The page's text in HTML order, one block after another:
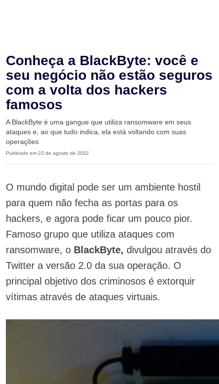
Conheça a BlackByte: você e
seu negócio não estão seguros
com a volta dos hackers
famosos
A BlackByte é uma gangue que utiliza ransomware em seus
ataques e, ao que tudo indica, ela está voltando com suas
operações
Publicado em 22 de agosto de 2022
O mundo digital pode ser um ambiente hostil
para quem não fecha as portas para os
hackers, e agora pode ficar um pouco pior.
Famoso grupo que utiliza ataques com
ransomware, o BlackByte, divulgou através do
Twitter a versão 2.0 da sua operação. O
principal objetivo dos criminosos é extorquir
vítimas através de ataques virtuais.